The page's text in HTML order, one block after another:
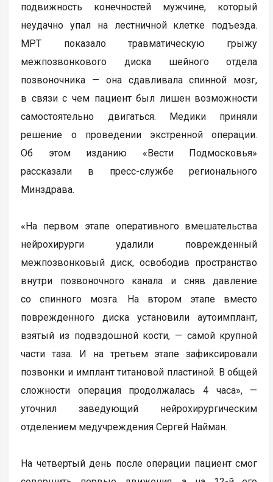
подвижность конечностей мужчине, который
неудачно упал на лестничной клетке подъезда.
МРТ показало травматическую грыжу
межпозвонкового диска шейного отдела
позвоночника — она сдавливала спинной мозг,
в связи с чем пациент был лишен возможности
самостоятельно двигаться. Медики приняли
решение о проведении экстренной операции.
Об этом изданию «Вести Подмосковья»
рассказали в пресс-службе регионального
Минздрава.
«На первом этапе оперативного вмешательства
нейрохирурги удалили поврежденный
межпозвонковый диск, освободив пространство
внутри позвоночного канала и сняв давление
со спинного мозга. На втором этапе вместо
поврежденного диска установили аутоимплант,
взятый из подвздошной кости, — самой крупной
части таза. И на третьем этапе зафиксировали
позвонки и имплант титановой пластиной. В общей
сложности операция продолжалась 4 часа», —
уточнил заведующий нейрохирургическим
отделением медучреждения Сергей Найман.
На четвертый день после операции пациент смог